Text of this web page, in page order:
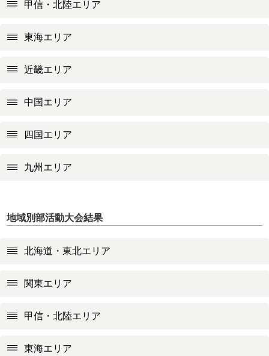
甲信・北陸エリア
東海エリア
近畿エリア
中国エリア
四国エリア
九州エリア
地域別部活動大会結果
北海道・東北エリア
関東エリア
甲信・北陸エリア
東海エリア